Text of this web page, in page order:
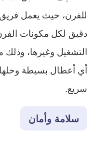
للفرن، حيث يعمل
دقيق لكل مكونات
التشغيل وغيرها،
أي أعطال بسيطة وحلها
سريع.
سلامة وأمان